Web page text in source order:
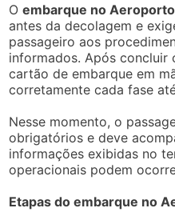
Oembarque no
antes da decolagem e
passageiro aos
informados. Após concluir
cartão de embarque em
corretamente cada fase
Nesse momento, o
obrigatórios e deve
informações exibidas no
operacionais podem
Etapas do embarque no